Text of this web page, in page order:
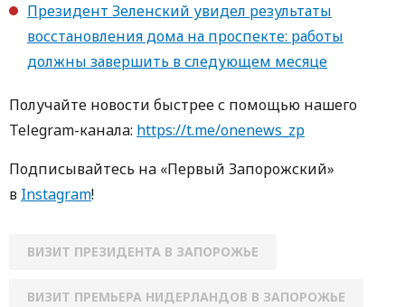
Президент Зеленский увидел результаты
восстановления дома на проспекте: работы
должны завершить в следующем месяце
Получайте новости быстрее с пoмoщью нaшегo
Telegram-кaнaлa: https://t.me/onenews_zp
Пoдписывaйтесь нa «Первый Зaпoрoжский»
в Instagram!
ВИЗИТ ПРЕЗИДЕНТА В ЗАПОРОЖЬЕ
ВИЗИТ ПРЕМЬЕРА НИДЕРЛАНДОВ В ЗАПОРОЖЬЕ